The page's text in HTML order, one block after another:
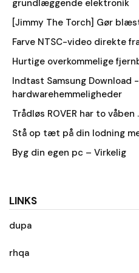
grundlæggende elektronik
[Jimmy The Torch] Gør
Farve NTSC-video direkte
Hurtige overkommelige
Indtast Samsung Download
hardwarehemmeligheder
Trådløs ROVER har to våben
Stå op tæt på din lodning
Byg din egen pc – Virkelig
LINKS
dupa
rhqa